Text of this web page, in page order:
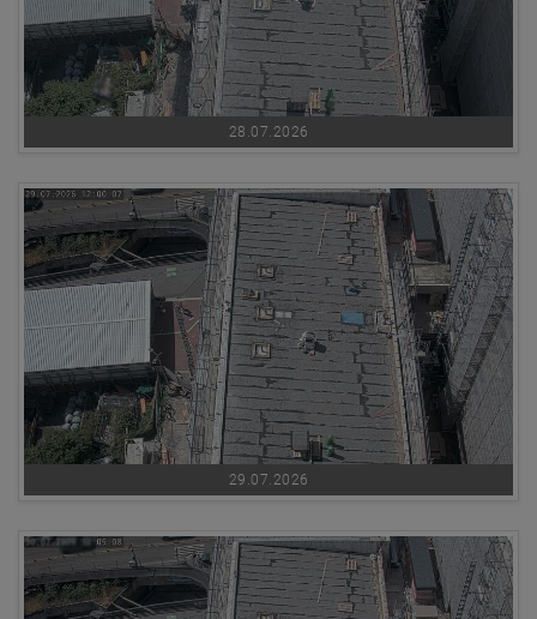
28.07.2026
29.07.2026